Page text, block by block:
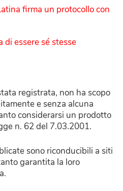
firma un protocollo con
di essere sé stesse
registrata, non ha scopo
e senza alcuna
considerarsi un prodotto
n. 62 del 7.03.2001.
sono riconducibili a siti
garantita la loro